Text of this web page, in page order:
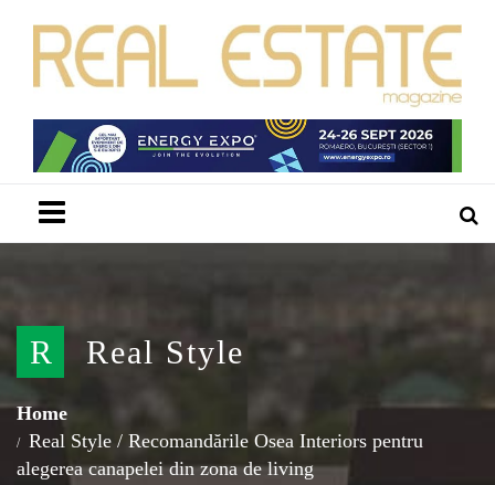
R Real Style
Home
Real Style / Recomandările Osea Interiors pentru
alegerea canapelei din zona de living